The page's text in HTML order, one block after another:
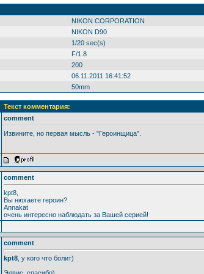
NIKON CORPORATION
NIKON D90
1/20 sec(s)
F/1.8
200
06.11.2011 16:41:52
50mm
Текст комментария:
comment
Извините, но первая мысль - "Героинщица".
comment
kpt8,
Вы нюхаете героин?
Annakat
очень интересно наблюдать за Вашей серией!
comment
kpt8 , у кого что болит)